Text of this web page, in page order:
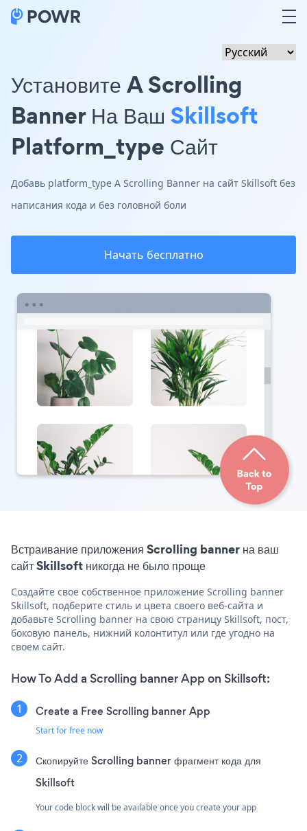
Установите A Scrolling
Banner На Ваш Skillsoft
Platform_type Сайт
Добавь platform_type A Scrolling Banner на сайт Skillsoft без
написания кода и без головной боли
Начать бесплатно
Встраивание приложения Scrolling banner на ваш
сайт Skillsoft никогда не было проще
Создайте свое собственное приложение Scrolling banner
Skillsoft, подберите стиль и цвета своего веб-сайта и
добавьте Scrolling banner на свою страницу Skillsoft, пост,
боковую панель, нижний колонтитул или где угодно на
своем сайт.
How To Add a Scrolling banner App on Skillsoft:
Create a Free Scrolling banner App
Start for free now
Скопируйте Scrolling banner фрагмент кода для
Skillsoft
Your code block will be available once you create your app